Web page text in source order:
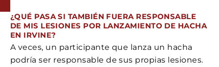
¿QUÉ PASA SI TAMBIÉN FUERA RESPONSABLE
DE MIS LESIONES POR LANZAMIENTO DE HACHA
EN IRVINE?
A veces, un participante que lanza un hacha
podría ser responsable de sus propias lesiones.